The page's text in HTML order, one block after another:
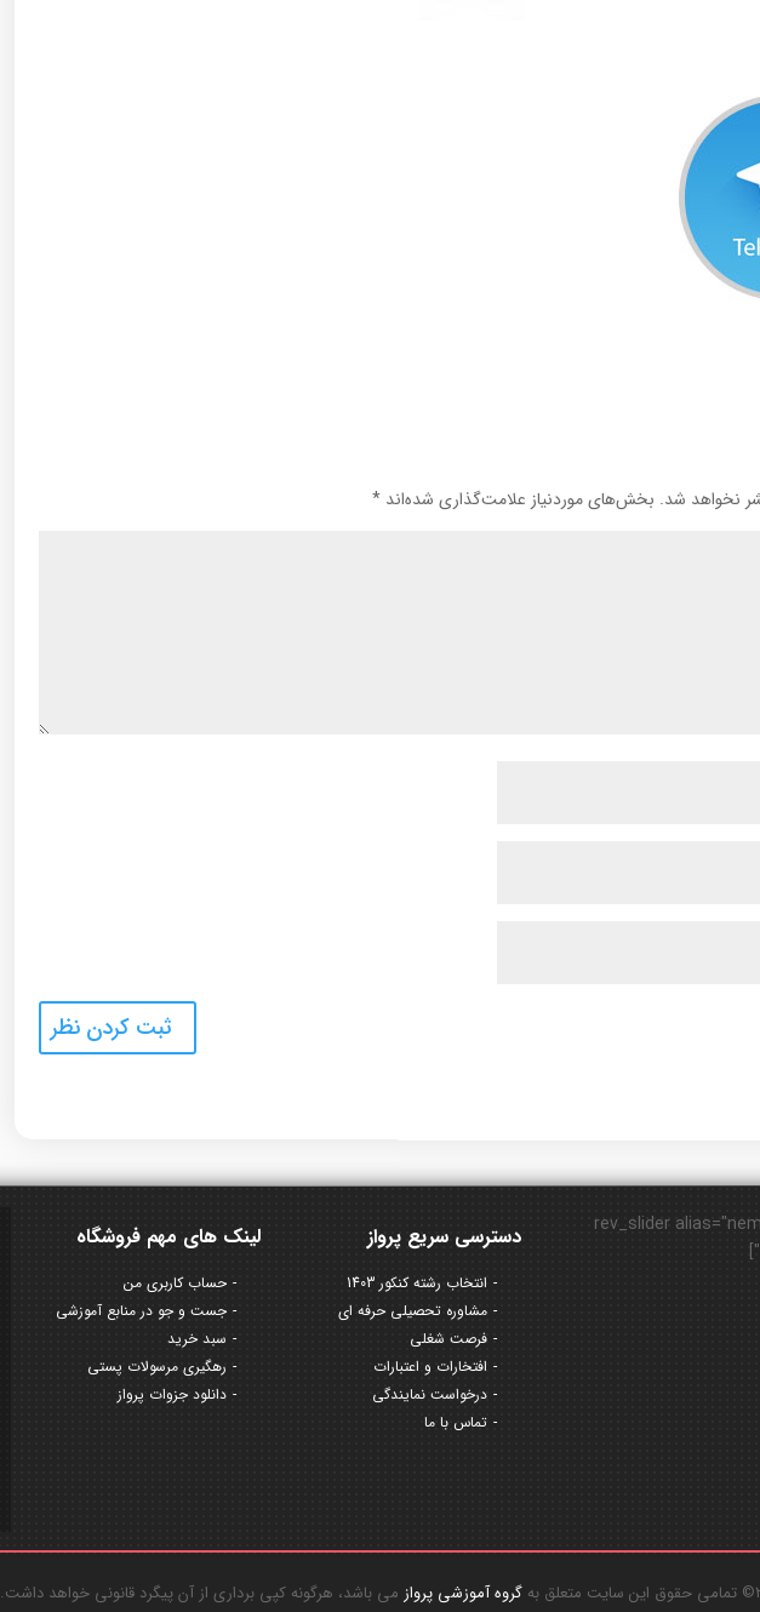
نخواهد شد. بخش‌های موردنیاز علامت‌گذاری شده‌اند*
لینک های مهم فروشگاه
حساب کاربری من
جست و جو در منابع آموزشی
سبد خرید
رهگیری مرسولات پستی
دانلود جزوات پرواز
دسترسی سریع پرواز
انتخاب رشته کنکور 1403
مشاوره تحصیلی حرفه ای
فرصت شغلی
افتخارات و اعتبارات
درخواست نمایندگی
تماس با ما
[rev_slider
به گروه آموزشی پروازمی باشد، هرگونه کپی برداری از آن پیگرد قانونی خواهد داشت.